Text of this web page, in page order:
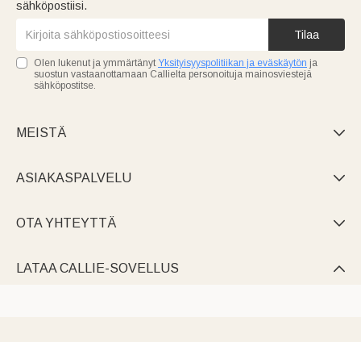
sähköpostiisi.
Tilaa
Olen lukenut ja ymmärtänyt Yksityisyyspolitiikan ja eväskäytön ja
suostun vastaanottamaan Callielta personoituja mainosviestejä
sähköpostitse.
MEISTÄ 
ASIAKASPALVELU 
OTA YHTEYTTÄ 
LATAA CALLIE-SOVELLUS 